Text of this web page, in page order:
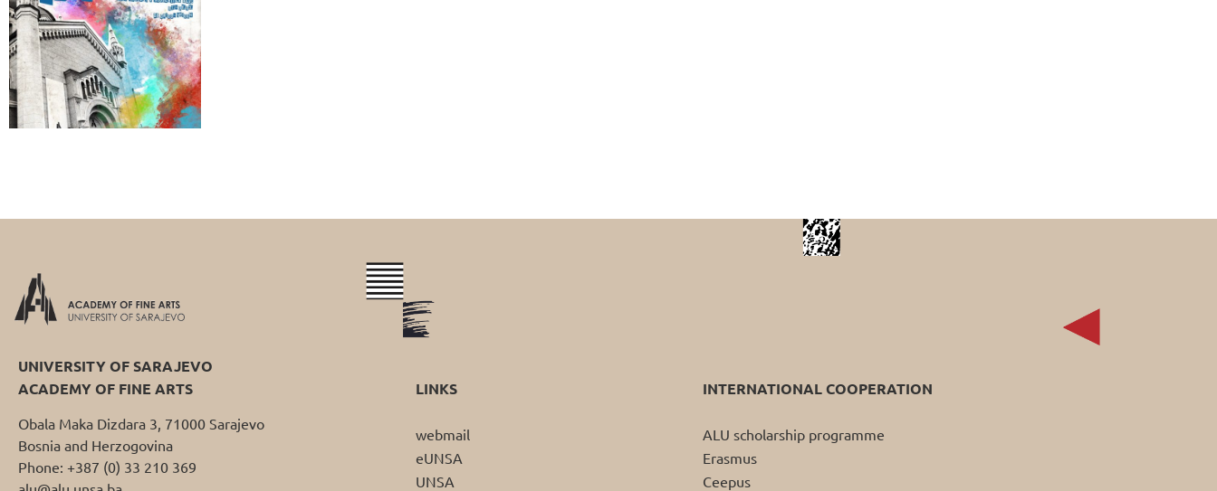
UNIVERSITY OF SARAJEVO
ACADEMY OF FINE ARTS
Obala Maka Dizdara 3, 71000 Sarajevo
Bosnia and Herzogovina
Phone: +387 (0) 33 210 369
LINKS
webmail
eUNSA
UNSA
INTERNATIONAL COOPERATION
ALU scholarship programme
Erasmus
Ceepus